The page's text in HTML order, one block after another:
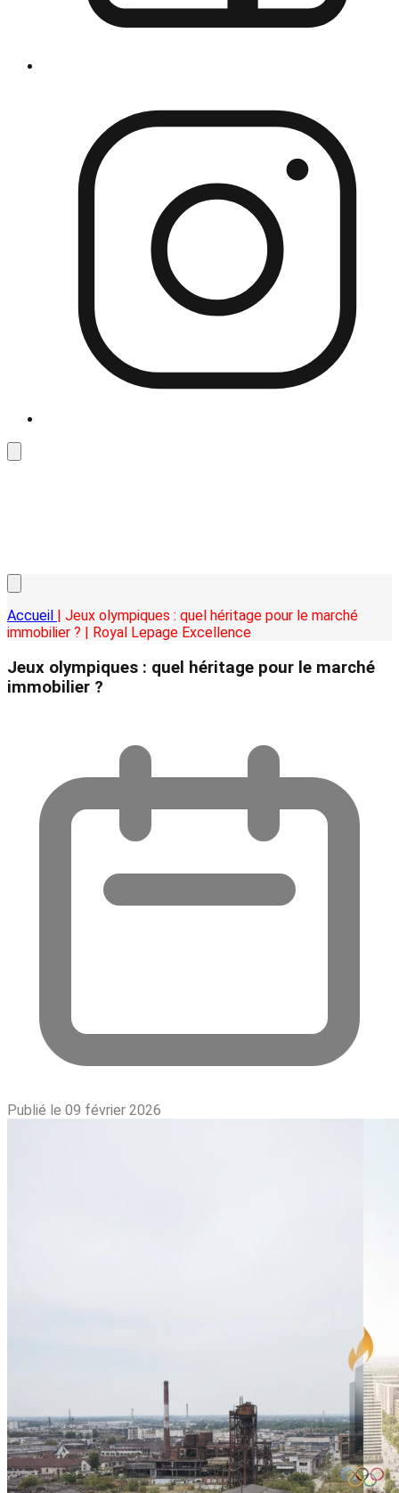
Accueil | Jeux olympiques : quel héritage pour le marché
immobilier ? | Royal Lepage Excellence
Jeux olympiques : quel héritage pour le marché
immobilier ?
Publié le 09 février 2026